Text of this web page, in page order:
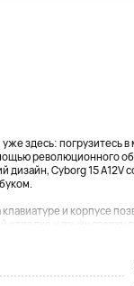
здесь: погрузитесь в
революционного
Cyborg 15 A12V
и корпусе
и языку сверху